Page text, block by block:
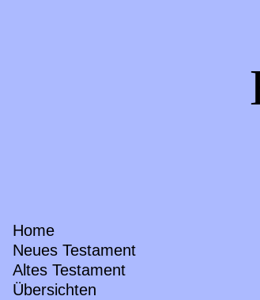
Home
Neues Testament
Altes Testament
Übersichten